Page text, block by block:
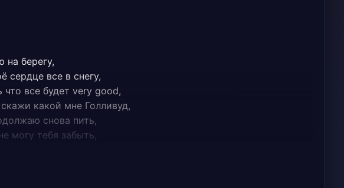
на берегу,
сердце все в снегу,
все будет very good,
какой мне Голливуд,
снова пить,
могу тебя забыть,
а я че то поплыл,